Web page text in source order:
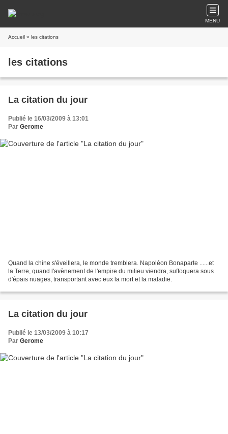
MENU
Accueil » les citations
les citations
La citation du jour
Publié le 16/03/2009 à 13:01
Par Gerome
Quand la chine s'éveillera, le monde tremblera. Napoléon Bonaparte ......et
la Terre, quand l'avènement de l'empire du milieu viendra, suffoquera sous
d'épais nuages, transportant avec eux la mort et la maladie.
La citation du jour
Publié le 13/03/2009 à 10:17
Par Gerome